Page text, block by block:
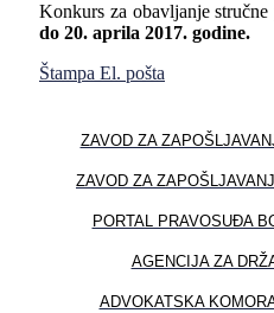
Konkurs za obavljanje stručne
do 20. aprila 2017. godine.
Štampa El. pošta
ZAVOD ZA
ZAVOD ZA
PORTAL PRAVOSUĐA
AGENCIJA ZA
ADVOKATSKA